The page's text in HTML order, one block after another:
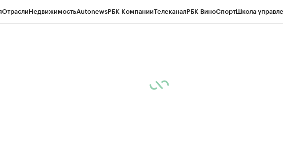
ОтраслиНедвижимостьAutonewsРБК КомпанииТелеканалРБК ВиноСпортШкола